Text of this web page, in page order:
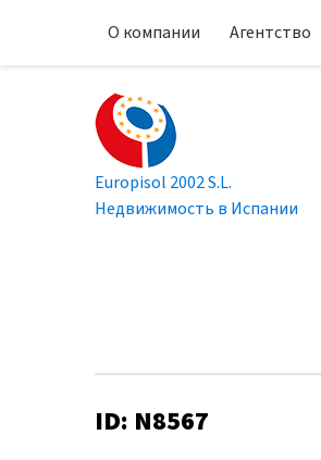
О компании Агентство
Europisol 2002 S.L.
Недвижимость в Испании
ID: N8567